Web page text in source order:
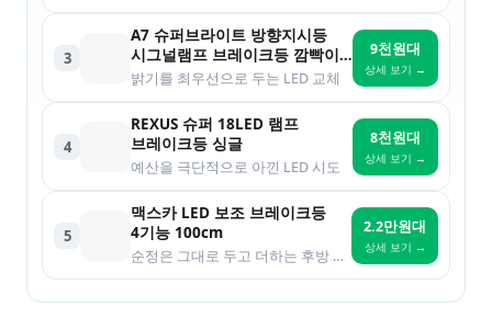
3
A7 슈퍼브라이트 방향지시등
시그널램프 브레이크등 깜빡이,
1개
밝기를 최우선으로 두는 LED 교체
9천원대
상세 보기 →
4
REXUS 슈퍼 18LED 램프
브레이크등 싱글
예산을 극단적으로 아낀 LED 시도
8천원대
상세 보기 →
5
맥스카 LED 보조 브레이크등
4기능 100cm
순정은 그대로 두고 더하는 후방 시인성
2.2만원대
상세 보기 →